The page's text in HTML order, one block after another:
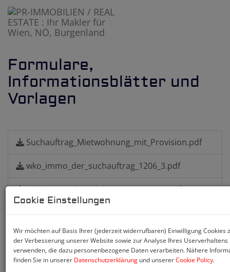
Formulare,
Informationsblätter und
Vorlagen
Suchauftrag_Mietwohnung_mit_Provision.pdf
wko_immo_der_suchauftrag_1206_3.pdf
wko_immo_dienstleistungen_1206_2.pdf
Nebenkostenübersicht_Miete_PR-
Immobilien_NEU.pdf
AV_Verkauf+Vermietung+Verpachtung.pdf
Cookie Einstellungen
Wir möchten auf Basis Ihrer (jederzeit widerrufbaren) Einwilligung Cookies
der Verbesserung unserer Website sowie zur Analyse Ihres Userverhaltens
verwenden, die dazu personenbezogene Daten verarbeiten. Nähere
finden Sie in unserer Datenschutzerklärung und unsererCookie Policy.